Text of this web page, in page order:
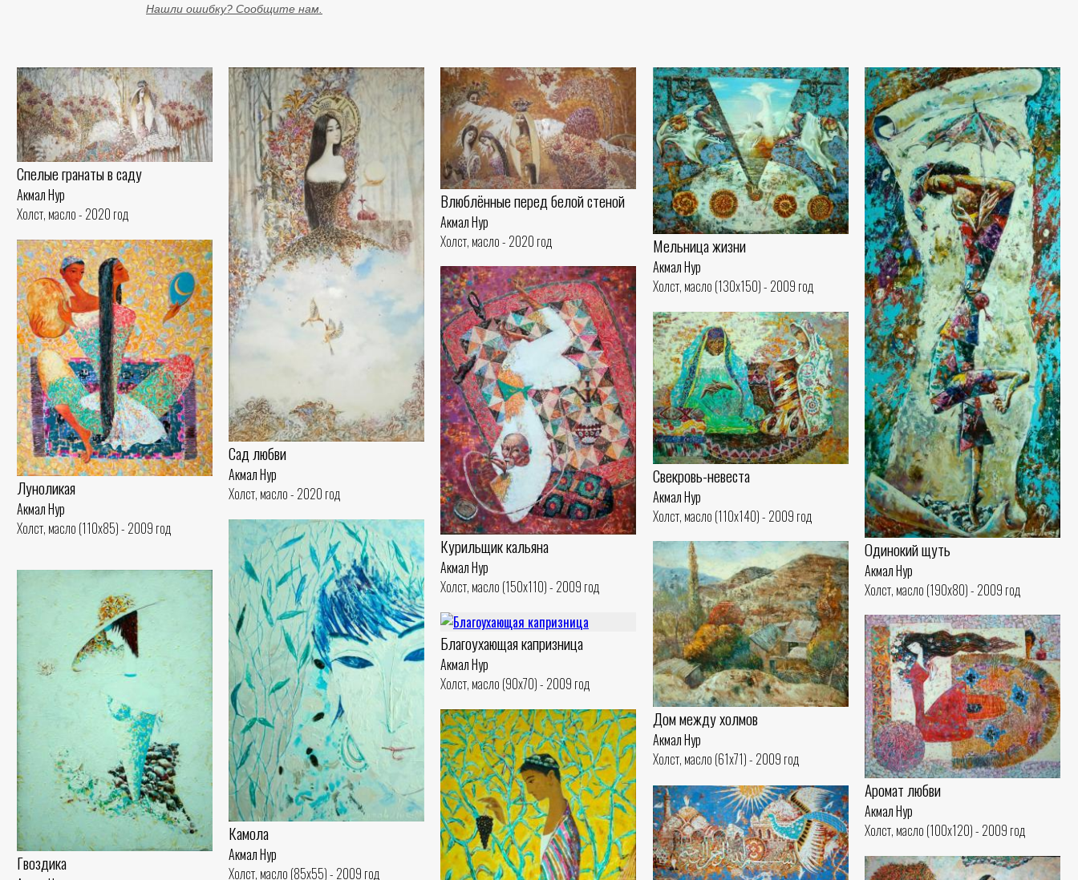
Нашли ошибку? Сообщите нам.
Спелые гранаты в саду
Акмал Нур
Холст, масло - 2020 год
Сад любви
Акмал Нур
Холст, масло - 2020 год
Влюблённые перед белой стеной
Акмал Нур
Холст, масло - 2020 год
Мельница жизни
Акмал Нур
Холст, масло (130x150) - 2009 год
Одинокий щуть
Акмал Нур
Холст, масло (190x80) - 2009 год
Луноликая
Акмал Нур
Холст, масло (110x85) - 2009 год
Курильщик кальяна
Акмал Нур
Холст, масло (150x110) - 2009 год
Свекровь-невеста
Акмал Нур
Холст, масло (110x140) - 2009 год
Камола
Акмал Нур
Холст, масло (85x55) - 2009 год
Дом между холмов
Акмал Нур
Холст, масло (61x71) - 2009 год
Гвоздика
Благоухающая капризница
Акмал Нур
Холст, масло (90x70) - 2009 год
Аромат любви
Акмал Нур
Холст, масло (100x120) - 2009 год